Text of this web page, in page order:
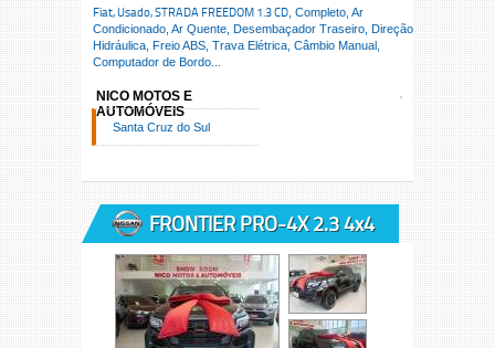
Fiat, Usado,STRADA FREEDOM 1.3 CD , Completo, Ar
Condicionado, Ar Quente, Desembaçador Traseiro, Direção
Hidráulica, Freio ABS, Trava Elétrica, Câmbio Manual,
Computador de Bordo...
NICO MOTOS E
AUTOMÓVEIS
Santa Cruz do Sul
FRONTIER PRO-4X 2.3 4x4